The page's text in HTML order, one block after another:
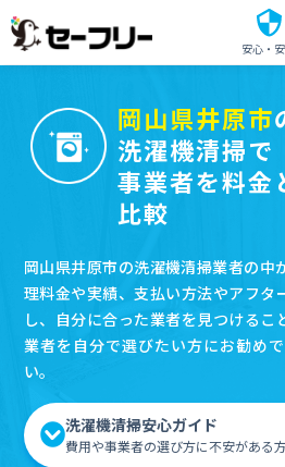
安心・
岡山県井原市
洗濯機清掃で
事業者を料金
比較
岡山県井原市の洗濯機清掃業者の中
理料金や実績、支払い方法やアフタ
し、自分に合った業者を見つけるこ
業者を自分で選びたい方にお勧め
い。
洗濯機清掃安心ガイド
費用や事業者の選び方に不安がある